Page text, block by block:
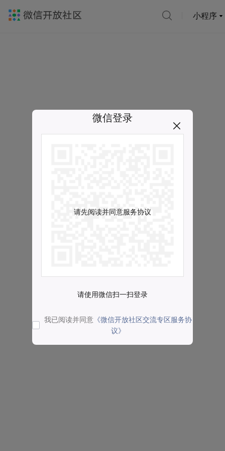
小程序
微信登录
请先阅读并同意服务协议
请使用微信扫一扫登录
我已阅读并同意 《微信开放社区交流专区服务协
议》